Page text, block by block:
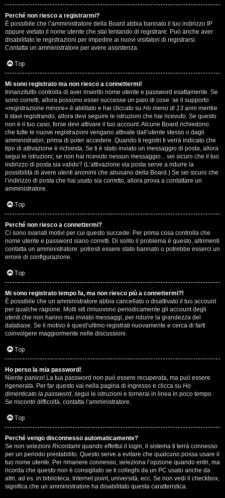
n
t
i
s
e
n
z
a
r
i
s
p
o
s
t
a
A
r
g
o
m
e
n
t
i
a
t
Perché non riesco a registrarmi?
È possibile che l’amministratore della Board abbia bannato il tuo indirizzo IP
oppure vietato il nome utente che stai tentando di registrare. Può anche aver
disabilitato le registrazioni per impedire ai nuovi visitatori di registrarsi.
Contatta un amministratore per avere assistenza.
Top
Mi sono registrato ma non riesco a connettermi!
Innanzitutto controlla di aver inserito nome utente e password esattamente. Se
sono corretti, allora possono esser successe un paio di cose: se il supporto
«registrazione minore» è abilitato e hai cliccato su Ho meno di 13 anni mentre
ti stavi registrando, allora devi seguire le istruzioni che hai ricevuto. Se questo
non è il tuo caso, forse devi attivare il tuo account. Alcune Board richiedono
che tutte le nuove registrazioni vengano attivate dall’utente stesso o dagli
amministratori, prima di poter accedere. Quando ti registri ti verrà indicato che
tipo di attivazione è richiesta. Se ti è stato inviato un messaggio di posta, allora
segui le istruzioni; se non hai ricevuto nessun messaggio... sei sicuro che il tuo
indirizzo di posta sia valido? (L’attivazione via posta serve a ridurre la
possibilità di avere utenti anonimi che abusano della Board.) Se sei sicuro che
l’indirizzo di posta che hai usato sia corretto, allora prova a contattare un
amministratore.
Top
Perché non riesco a connettermi?
Ci sono svariati motivi per cui questo succede. Per prima cosa controlla che
nome utente e password siano corretti. Di solito il problema è questo, altrimenti
contatta un amministratore: potresti essere stato bannato o potrebbe esserci un
errore di configurazione.
Top
Mi sono registrato tempo fa, ma non riesco più a connettermi?!
È possibile che un amministratore abbia cancellato o disattivato il tuo account
per qualche ragione. Molti siti rimuovono periodicamente gli account degli
utenti che non hanno mai inviato messaggi, per ridurre la grandezza del
database. Se il motivo è quest’ultimo registrati nuovamente e cerca di farti
coinvolgere maggiormente nelle discussioni.
Top
Ho perso la mia password!
Niente panico! La tua password non può essere recuperata, ma può essere
rigenerata. Per far questo vai nella pagina di ingresso e clicca su Ho
dimenticato la password, segui le istruzioni e tornerai in linea in poco tempo.
Se riscontri difficoltà, contatta l’amministratore.
Top
Perché vengo disconnesso automaticamente?
Se non selezioni Ricordami quando effettui il login, il sistema ti terrà connesso
per un periodo prestabilito. Questo serve a evitare che qualcuno possa usare il
tuo nome utente. Per rimanere connesso, seleziona l’opzione quando entri, ma
ricorda che questo non è consigliato se ti colleghi da un PC usato anche da
altri, ad es. in biblioteca, Internet point, università, ecc. Se non vedi il checkbox,
significa che un amministratore ha disabilitato questa caratteristica.
t
i
v
i
G
i
g
i
D
'
A
g
o
s
t
i
n
o
i
n
T
o
u
r
M
u
s
i